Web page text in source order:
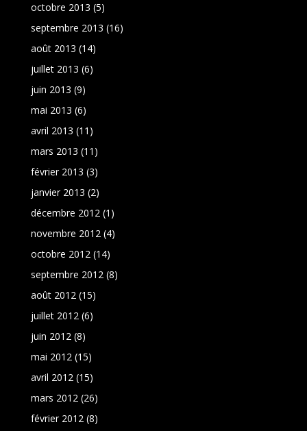
octobre 2013 (5)
septembre 2013 (16)
août 2013 (14)
juillet 2013 (6)
juin 2013 (9)
mai 2013 (6)
avril 2013 (11)
mars 2013 (11)
février 2013 (3)
janvier 2013 (2)
décembre 2012(1)
novembre 2012(4)
octobre 2012(14)
septembre 2012(8)
août 2012(15)
juillet 2012(6)
juin 2012(8)
mai 2012(15)
avril 2012(15)
mars 2012(26)
février 2012(8)